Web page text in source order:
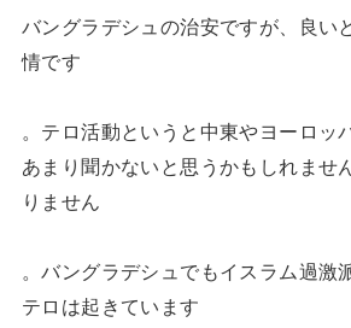
バングラデシュの治安ですが、良い
情です
。テロ活動というと中東やヨーロッ
あまり聞かないと思うかもしれませ
りません
。バングラデシュでもイスラム過激
テロは起きています